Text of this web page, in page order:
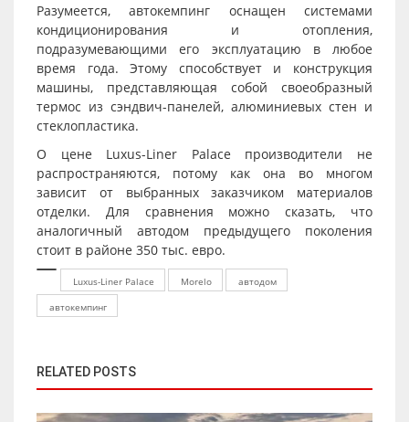
Разумеется, автокемпинг оснащен системами
кондиционирования и отопления,
подразумевающими его эксплуатацию в любое
время года. Этому способствует и конструкция
машины, представляющая собой своеобразный
термос из сэндвич-панелей, алюминиевых стен и
стеклопластика.
О цене Luxus-Liner Palace производители не
распространяются, потому как она во многом
зависит от выбранных заказчиком материалов
отделки. Для сравнения можно сказать, что
аналогичный автодом предыдущего поколения
стоит в районе 350 тыс. евро.
Luxus-Liner Palace Morelo
автодом
автокемпинг
RELATED POSTS